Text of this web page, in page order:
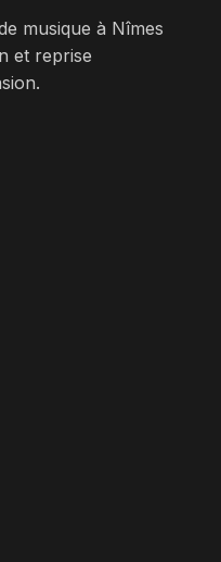
musique à Nîmes
et reprise